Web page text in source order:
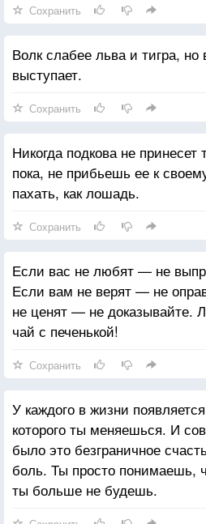
Сохранить
Волк слабее льва и тигра, но
выступает.
Сохранить
Никогда подкова не принесет
пока, не прибьешь ее к
пахать, как лошадь.
Сохранить
Если вас не любят — не
Если вам не верят — не
не ценят — не доказывайте.
чай с печенькой!
Сохранить
У каждого в жизни
которого ты меняешься. И
было это безграничное
боль. Ты просто понимаешь,
ты больше не будешь.